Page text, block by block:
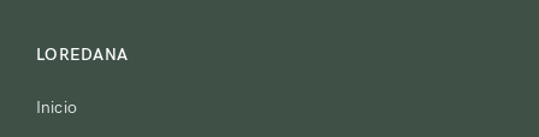
LOREDANA
Inicio